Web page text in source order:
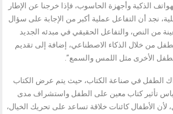
الذكية وأجهزة الحاسوب، فإذا خرجنا عن الإطار
نجد أن التفاعل عملية أكبر من الإجابة على سؤال
من النص، والتفاعل الحقيقي في مبدئه الجديد
من خلال الذكاء الاصطناعي، إضافة إلى تقديم
الأخرى مثل اللمس والسمع”.
الطفل في صناعة الكتاب، حيث يتم عرض الكتاب
تأثير كتاب معين على الطفل واستشراف مدى
لأن الأطفال كائنات خلاقة تساعد على تحريك الخيال،